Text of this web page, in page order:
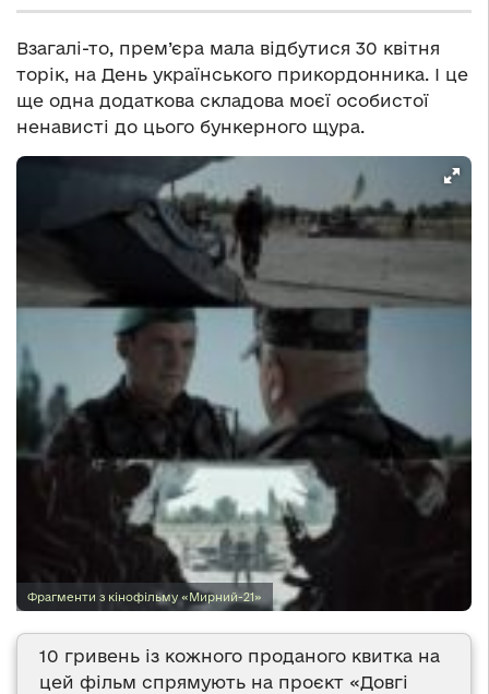
Взагалі-то, прем’єра мала відбутися 30 квітня
торік, на День українського прикордонника. І це
ще одна додаткова складова моєї особистої
ненависті до цього бункерного щура.
Фрагменти з кінофільму «Мирний-21»
10 гривень із кожного проданого квитка на
цей фільм спрямують на проєкт «Довгі